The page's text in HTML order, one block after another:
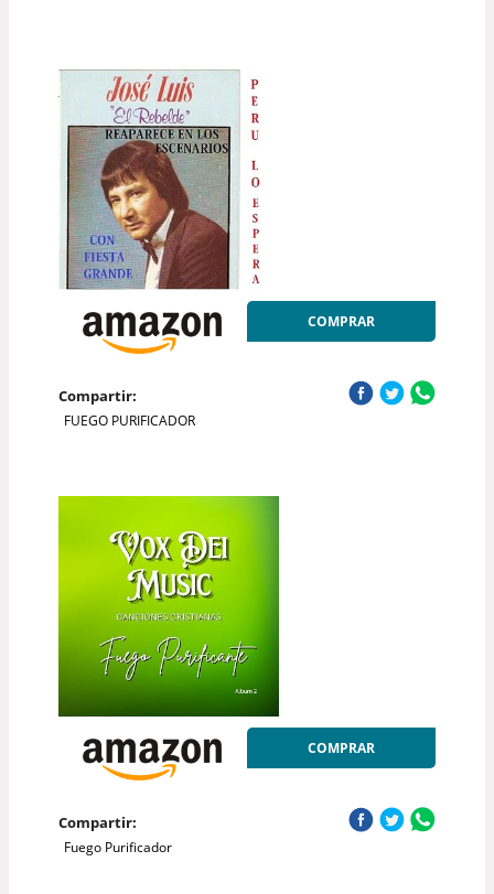
COMPRAR
Compartir:
FUEGO PURIFICADOR
COMPRAR
Compartir:
Fuego Purificador